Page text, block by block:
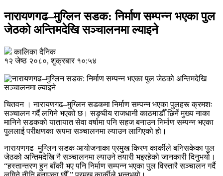
नारायणगढ–मुग्लिन सडक: निर्माण सम्पन्न भएका पुल
जेठको अन्तिमदेखि सञ्चालनमा ल्याइने
कालिका दैनिक
१२ जेष्ठ २०८०, शुक्रबार १०:५४
चितवन । नारायणगढ–मुग्लिन सडकमा निर्माण सम्पन्न भएका पुलहरू क्रमशः
सञ्चालन गर्दै लगिने भएको छ। सङ्घीय राजधानी काठमाडौँ छिर्ने मुख्य नाका
मानिने सडकको यातायात सेवा वर्षामा पनि सहज बनाउन निर्माण सम्पन्न भएका
पुललाई परीक्षणका रूपमा सञ्चालनमा ल्याउन लागिएको हो।
नारायणगढ–मुग्लिन सडक आयोजनाका प्रमुख किरण कार्कीले बनिसकेका पुल
जेठको अन्तिमदेखि नै सञ्चालनमा ल्याउने तयारी भइरहेको जानकारी दिनुभयो।
“हस्तान्तरण हुन बाँकी भए पनि निर्माण सम्पन्न भएका पुल विस्तारै सञ्चालन गर्दै